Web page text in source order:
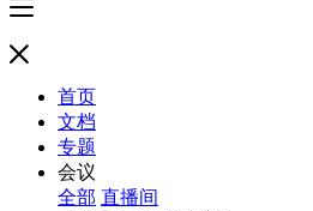
首页
文档
专题
会议
全部 直播间